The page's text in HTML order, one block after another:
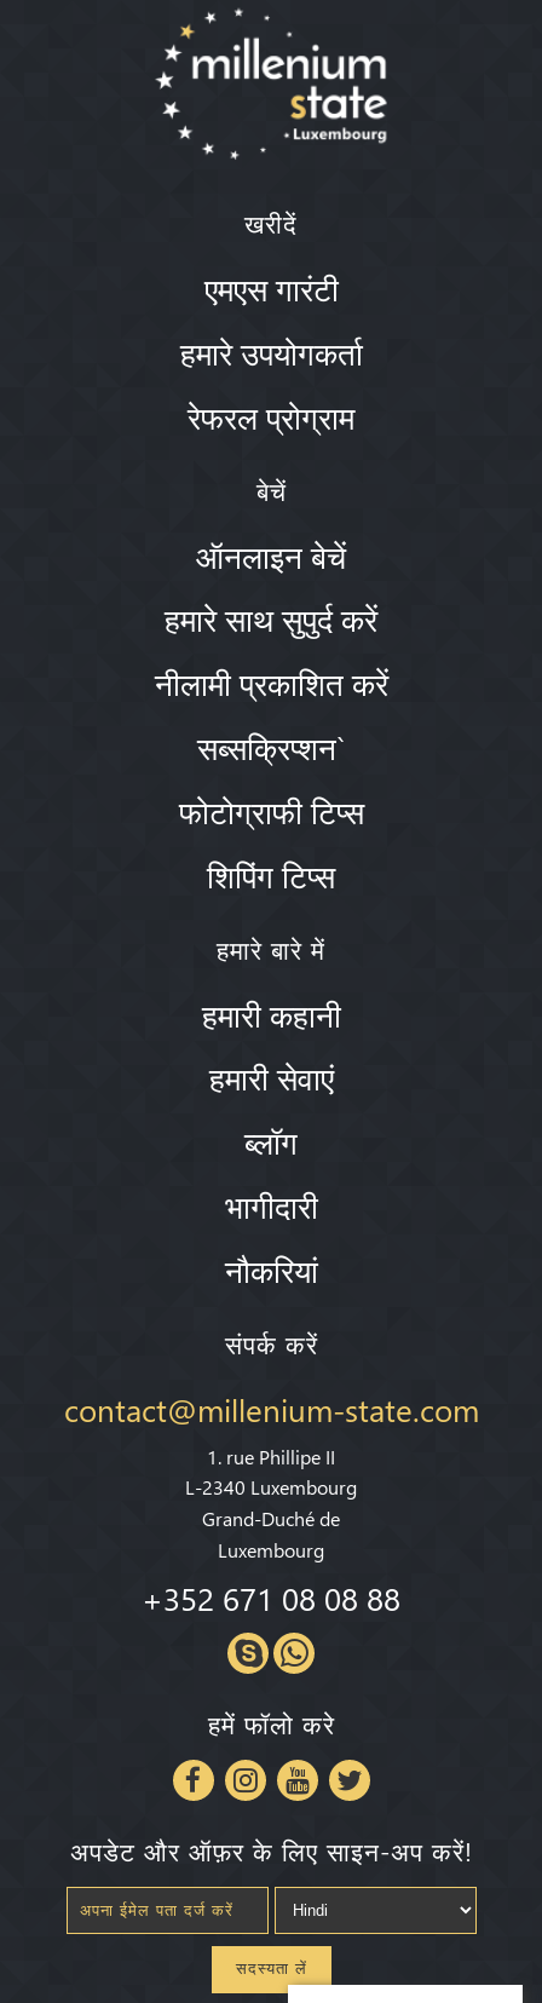
खरीदें
एमएस गारंटी
हमारे उपयोगकर्ता
रेफरल प्रोग्राम
बेचें
ऑनलाइन बेचें
हमारे साथ सुपुर्द करें
नीलामी प्रकाशित करें
सब्सक्रिप्शन`
फोटोग्राफी टिप्स
शिपिंग टिप्स
हमारे बारे में
हमारी कहानी
हमारी सेवाएं
ब्लॉग
भागीदारी
नौकरियां
संपर्क करें
contact@millenium-state.com
1. rue Phillipe II
L-2340 Luxembourg
Grand-Duché de
Luxembourg
+352 671 08 08 88
हमें फॉलो करे
अपडेट और ऑफ़र के लिए साइन-अप करें!
सदस्यता लें